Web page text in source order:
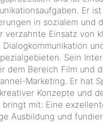
Er
in sozialem und
verzahnte Einsatz von
Dialogkommunikation
Sein
dem Bereich Film und
Marketing. Er hat
Konzepte und
bringt mit: Eine
Ausbildung und